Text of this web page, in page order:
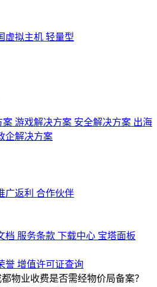
虚拟主机 轻量型
案 游戏解决方案 安全解决方案 出海
企解决方案
广返利 合作伙伴
档 服务条款 下载中心 宝塔面板
誉 增值许可证查询
都物业收费是否需经物价局备案？